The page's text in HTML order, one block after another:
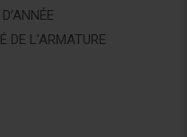
DE L’ARMATURE